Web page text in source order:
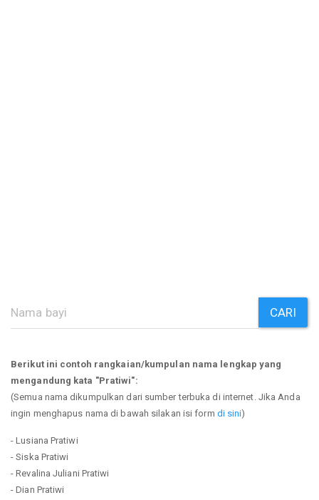
CARI
Berikut ini contoh rangkaian/kumpulan nama lengkap yang
mengandung kata "Pratiwi":
(Semua nama dikumpulkan dari sumber terbuka di internet. Jika Anda
ingin menghapus nama di bawah silakan isi form di sini)
- Lusiana Pratiwi
- Siska Pratiwi
- Revalina Juliani Pratiwi
- Dian Pratiwi